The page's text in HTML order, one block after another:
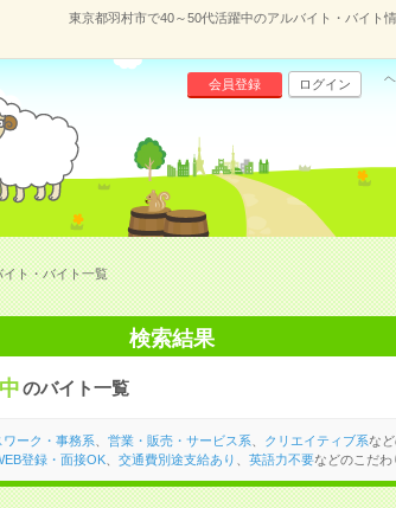
東京都羽村市で40～50代活躍中のアルバイト・バイト
会員登録 ログイン
ト・バイト一覧
検索結果
のバイト一覧
ワーク・事務系 営業・販売・サービス系 クリエイティブ系な
登録・面接OK、 交通費別途支給あり 英語力不要などのこだわ